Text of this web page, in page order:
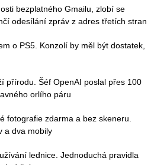
bezplatného Gmailu, zlobí se
odesílání zpráv z adres třetích stran
o PS5. Konzolí by měl být dostatek,
přírodu. Šéf OpenAI poslal přes 100
orlího páru
fotografie zdarma a bez skeneru.
a dva mobily
lednice. Jednoduchá pravidla